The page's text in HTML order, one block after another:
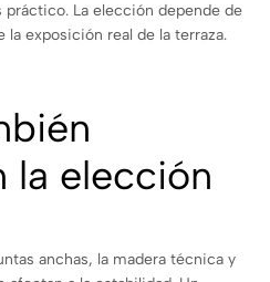
La elección depende de
la exposición real de la terraza.
la elección
anchas, la madera técnica y